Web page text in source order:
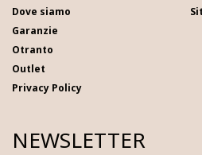
Dove siamo
Garanzie
Otranto
Outlet
Privacy Policy
NEWSLETTER